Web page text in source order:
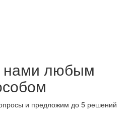
нами любым
и предложим до 5 решений